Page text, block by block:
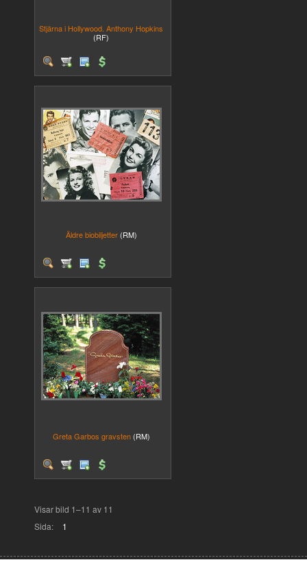
Stjärna i Hollywood. Anthony Hopkins
(RF)
Äldre biobiljetter (RM)
Greta Garbos gravsten (RM)
Visar bild 1–11 av 11
Sida:
1